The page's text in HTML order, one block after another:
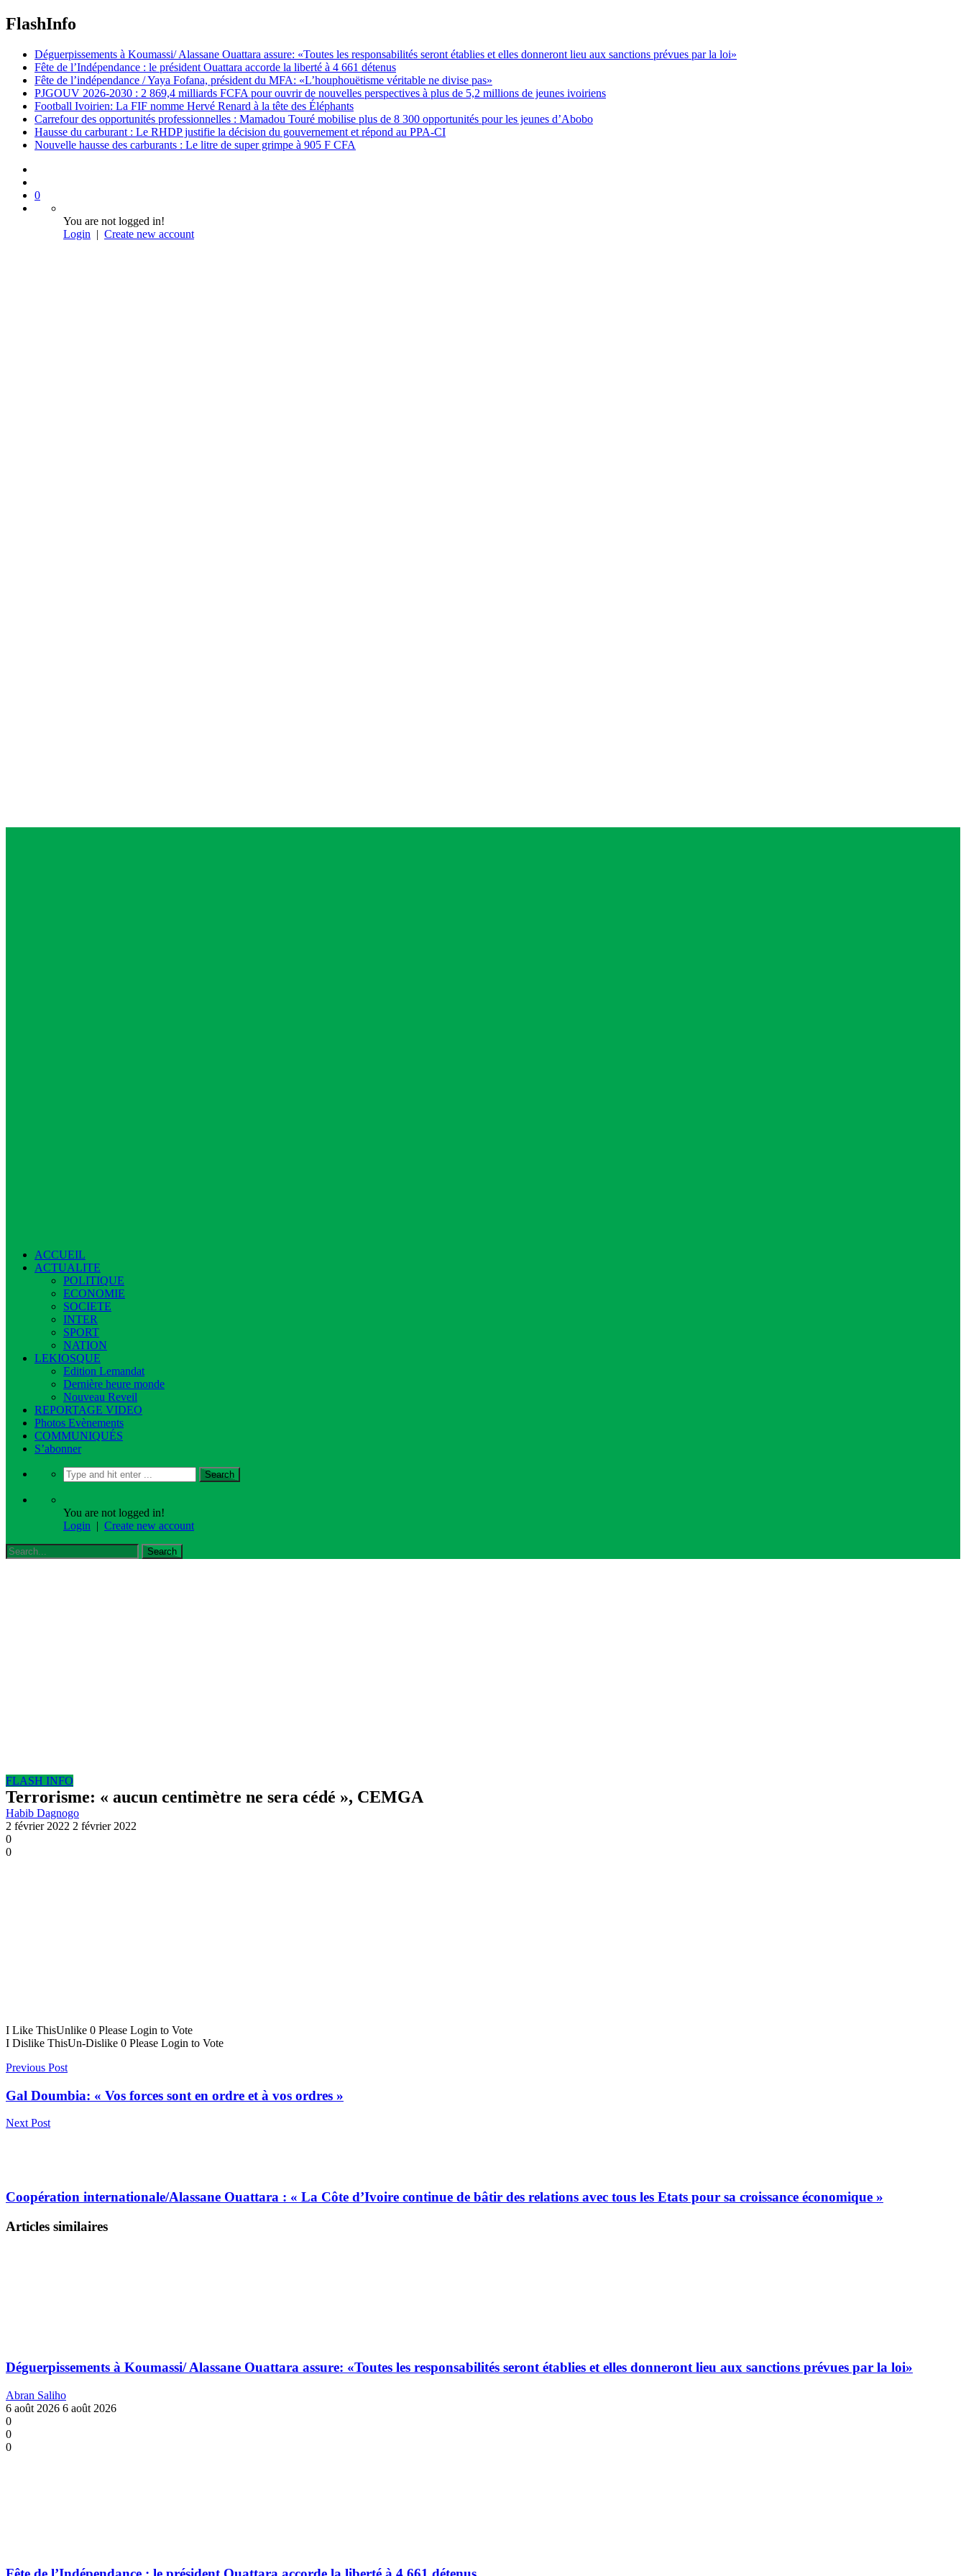
FlashInfo
Déguerpissements à Koumassi/ Alassane Ouattara assure: «Toutes les responsabilités seront établies et elles donneront lieu aux sanctions prévues par la loi»
Fête de l’Indépendance : le président Ouattara accorde la liberté à 4 661 détenus
Fête de l’indépendance / Yaya Fofana, président du MFA: «L’houphouëtisme véritable ne divise pas»
PJGOUV 2026-2030 : 2 869,4 milliards FCFA pour ouvrir de nouvelles perspectives à plus de 5,2 millions de jeunes ivoiriens
Football Ivoirien: La FIF nomme Hervé Renard à la tête des Éléphants
Carrefour des opportunités professionnelles : Mamadou Touré mobilise plus de 8 300 opportunités pour les jeunes d’Abobo
Hausse du carburant : Le RHDP justifie la décision du gouvernement et répond au PPA-CI
Nouvelle hausse des carburants : Le litre de super grimpe à 905 F CFA
0
You are not logged in!
Login | Create new account
ACCUEIL
ACTUALITE
POLITIQUE
ECONOMIE
SOCIETE
INTER
SPORT
NATION
LEKIOSQUE
Edition Lemandat
Dernière heure monde
Nouveau Reveil
REPORTAGE VIDEO
Photos Evènements
COMMUNIQUÉS
S’abonner
You are not logged in!
Login | Create new account
FLASH INFO
Terrorisme: « aucun centimètre ne sera cédé », CEMGA
Habib Dagnogo
2 février 2022 2 février 2022
0
0
I Like ThisUnlike 0 Please Login to Vote
I Dislike ThisUn-Dislike 0 Please Login to Vote
Previous Post
Gal Doumbia: « Vos forces sont en ordre et à vos ordres »
Next Post
Coopération internationale/Alassane Ouattara : « La Côte d’Ivoire continue de bâtir des relations avec tous les Etats pour sa croissance économique »
Articles similaires
Déguerpissements à Koumassi/ Alassane Ouattara assure: «Toutes les responsabilités seront établies et elles donneront lieu aux sanctions prévues par la loi»
Abran Saliho
6 août 2026 6 août 2026
0
0
0